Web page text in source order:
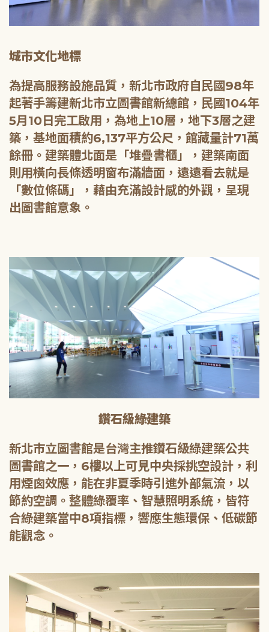
城市文化地標
為提高服務設施品質，新北市政府自民國98年
起著手籌建新北市立圖書館新總館，民國104年
5月10日完工啟用，為地上10層，地下3層之建
築，基地面積約6,137平方公尺，館藏量計71萬
餘冊。建築體北面是「堆疊書櫃」，建築南面
則用橫向長條透明窗布滿牆面，遠遠看去就是
「數位條碼」，藉由充滿設計感的外觀，呈現
出圖書館意象。
鑽石級綠建築
新北市立圖書館是台灣主推鑽石級綠建築公共
圖書館之一，6樓以上可見中央採挑空設計，利
用煙囪效應，能在非夏季時引進外部氣流，以
節約空調。整體綠覆率、智慧照明系統，皆符
合綠建築當中8項指標，響應生態環保、低碳節
能觀念。